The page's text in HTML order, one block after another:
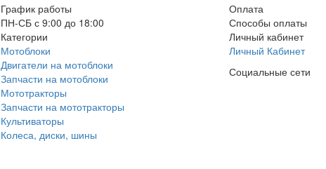
График работы
ПН-СБ с 9:00 до 18:00
Оплата
Способы оплаты
Категории
Мотоблоки
Двигатели на мотоблоки
Запчасти на мотоблоки
Мототракторы
Запчасти на мототракторы
Культиваторы
Колеса, диски, шины
Личный кабинет
Личный Кабинет
Социальные сети